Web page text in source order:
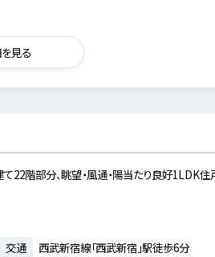
見る
22階部分、眺望・風通・陽当たり良好1LDK住
交通
西武新宿線「西武新宿」駅徒歩6分